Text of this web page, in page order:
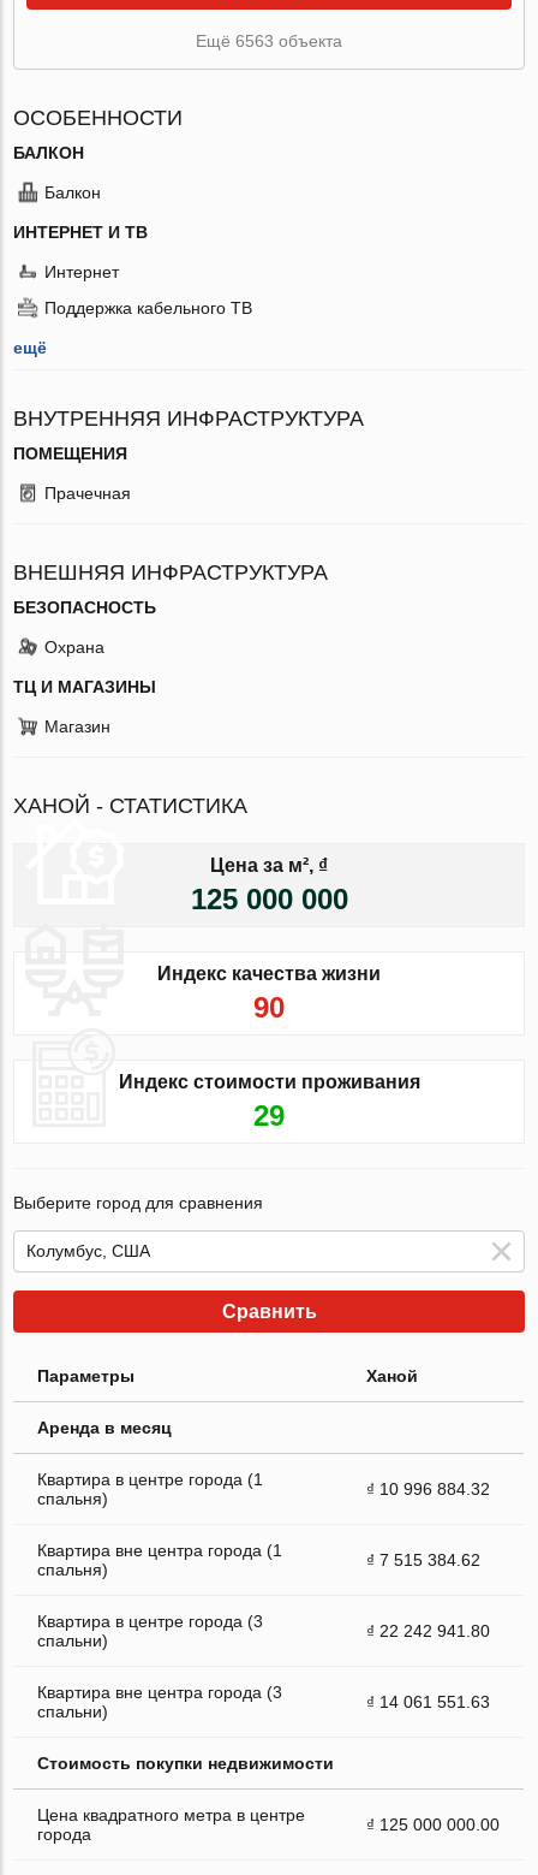
Ещё 6563 объекта
ОСОБЕННОСТИ
БАЛКОН
Балкон
ИНТЕРНЕТ И ТВ
Интернет
Поддержка кабельного ТВ
ещё
ВНУТРЕННЯЯ ИНФРАСТРУКТУРА
ПОМЕЩЕНИЯ
Прачечная
ВНЕШНЯЯ ИНФРАСТРУКТУРА
БЕЗОПАСНОСТЬ
Охрана
ТЦ И МАГАЗИНЫ
Магазин
ХАНОЙ - СТАТИСТИКА
Цена за м², ₫
125 000 000
Индекс качества жизни
90
Индекс стоимости проживания
29
Выберите город для сравнения
Сравнить
Параметры Ханой
Аренда в месяц
Квартира в центре города (1
спальня)
₫ 10 996 884.32
Квартира вне центра города (1
спальня)
₫ 7 515 384.62
Квартира в центре города (3
спальни)
₫ 22 242 941.80
Квартира вне центра города (3
спальни)
₫ 14 061 551.63
Стоимость покупки недвижимости
Цена квадратного метра в центре
города
₫ 125 000 000.00